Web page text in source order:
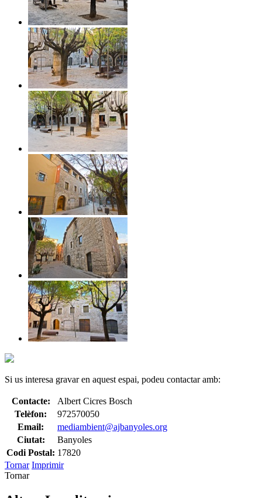
Si us interesa gravar en aquest espai, podeu contactar amb:
Contacte:
Albert Cicres Bosch
Telèfon:
972570050
Email:
mediambient@ajbanyoles.org
Ciutat:
Banyoles
Codi Postal: 17820
Tornar Imprimir
Tornar